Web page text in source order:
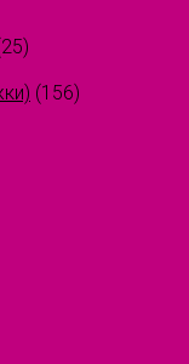
(156)